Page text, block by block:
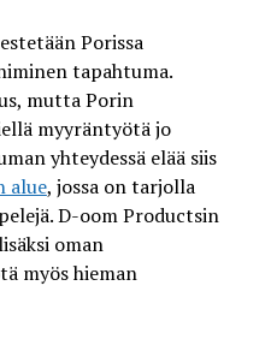
Porissa
tapahtuma.
mutta Porin
myyräntyötä jo
yhteydessä elää siis
alue, jossa on tarjolla
D-oom Productsin
oman
myös hieman